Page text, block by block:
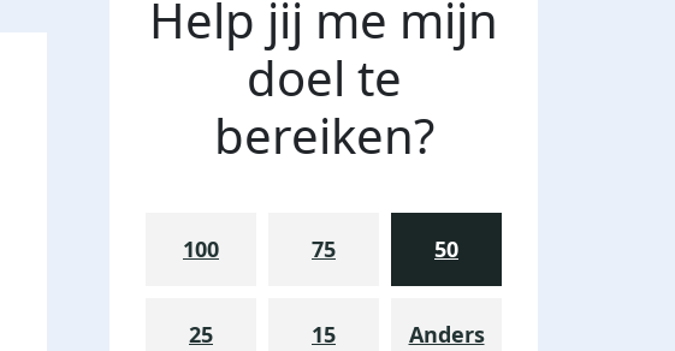
Help jij me mijn
doel te
bereiken?
100 75 50
25 15 Anders